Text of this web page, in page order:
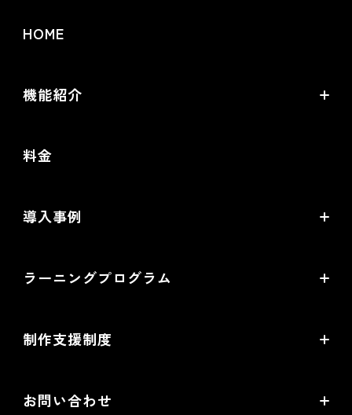
HOME
機能紹介
オムニチャネル・OMO
提携サービス一覧
料金
導入事例
導入企業一覧
ラーニングプログラム
オープンセミナー一覧
制作支援制度
EC制作パートナー一覧
お問い合わせ